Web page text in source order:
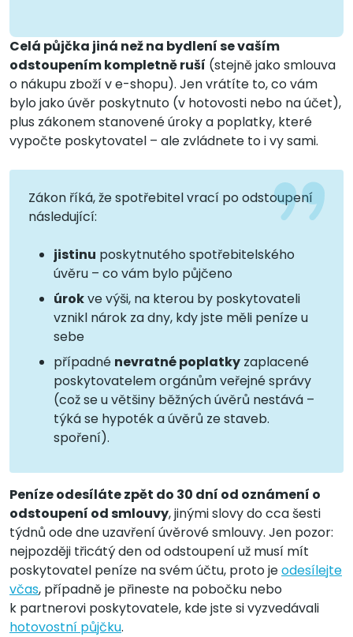
Celá půjčka jiná než na bydlení se vaším
odstoupením kompletně ruší (stejně jako smlouva
o nákupu zboží v e-shopu). Jen vrátíte to, co vám
bylo jako úvěr poskytnuto (v hotovosti nebo na účet),
plus zákonem stanovené úroky a poplatky, které
vypočte poskytovatel – ale zvládnete to i vy sami.
Zákon říká, že spotřebitel vrací po odstoupení
následující:
jistinu poskytnutého spotřebitelského
úvěru – co vám bylo půjčeno
úrokve výši, na kterou by poskytovateli
vznikl nárok za dny, kdy jste měli peníze u
sebe
případné nevratné poplatky zaplacené
poskytovatelem orgánům veřejné správy
(což se u většiny běžných úvěrů nestává –
týká se hypoték a úvěrů ze staveb.
spoření).
Peníze odesíláte zpět do 30 dní od oznámení o
odstoupení od smlouvy, jinými slovy do cca šesti
týdnů ode dne uzavření úvěrové smlouvy. Jen pozor:
nejpozději třicátý den od odstoupení už musí mít
poskytovatel peníze na svém účtu, proto jeodesílejte
včas, případně je přineste na pobočku nebo
k partnerovi poskytovatele, kde jste si vyzvedávali
hotovostní půjčku.